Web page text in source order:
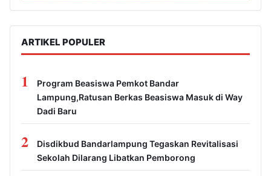
ARTIKEL POPULER
1
Program Beasiswa Pemkot Bandar
Lampung,Ratusan Berkas Beasiswa Masuk di Way
Dadi Baru
2
Disdikbud Bandarlampung Tegaskan Revitalisasi
Sekolah Dilarang Libatkan Pemborong